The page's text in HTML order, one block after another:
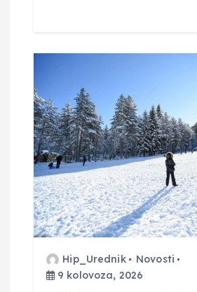
Hip_Urednik
Novosti
9 kolovoza, 2026